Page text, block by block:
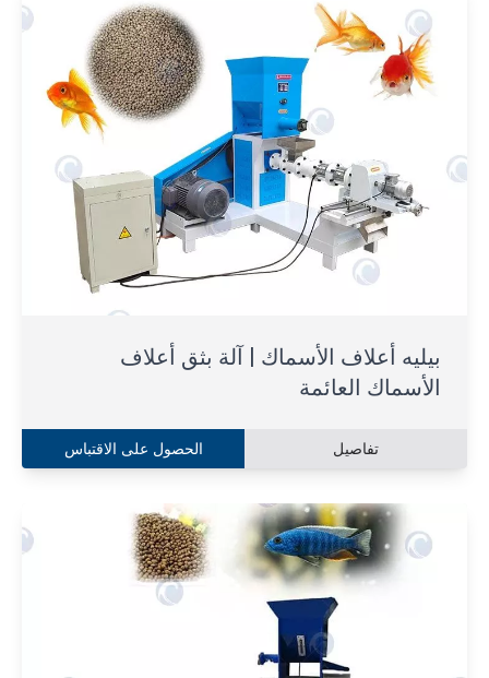
بيليه أعلاف الأسماك | آلة بثق أعلاف
الأسماك العائمة
تفاصيل الحصول على الاقتباس